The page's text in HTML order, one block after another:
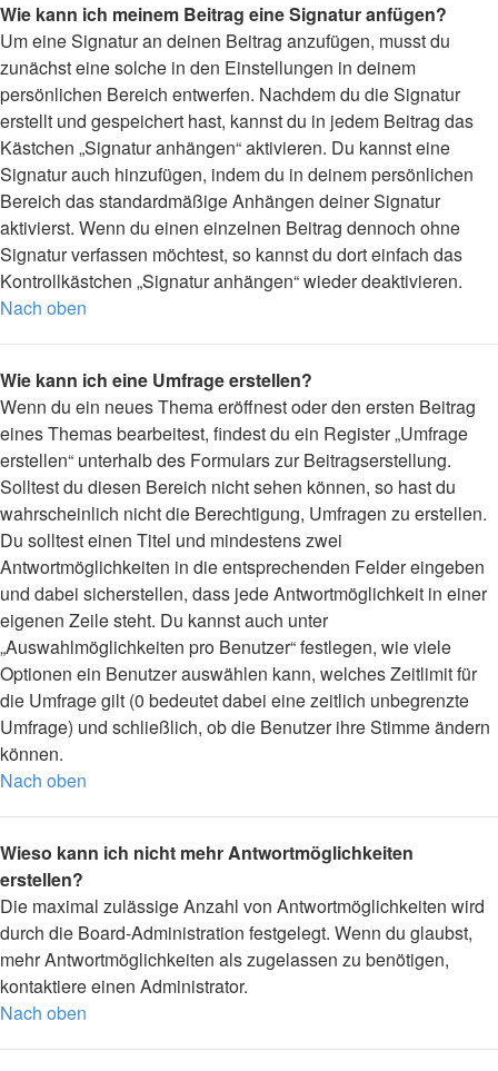
Wie kann ich meinem Beitrag eine Signatur anfügen?
Um eine Signatur an deinen Beitrag anzufügen, musst du
zunächst eine solche in den Einstellungen in deinem
persönlichen Bereich entwerfen. Nachdem du die Signatur
erstellt und gespeichert hast, kannst du in jedem Beitrag das
Kästchen „Signatur anhängen“ aktivieren. Du kannst eine
Signatur auch hinzufügen, indem du in deinem persönlichen
Bereich das standardmäßige Anhängen deiner Signatur
aktivierst. Wenn du einen einzelnen Beitrag dennoch ohne
Signatur verfassen möchtest, so kannst du dort einfach das
Kontrollkästchen „Signatur anhängen“ wieder deaktivieren.
Nach oben
Wie kann ich eine Umfrage erstellen?
Wenn du ein neues Thema eröffnest oder den ersten Beitrag
eines Themas bearbeitest, findest du ein Register „Umfrage
erstellen“ unterhalb des Formulars zur Beitragserstellung.
Solltest du diesen Bereich nicht sehen können, so hast du
wahrscheinlich nicht die Berechtigung, Umfragen zu erstellen.
Du solltest einen Titel und mindestens zwei
Antwortmöglichkeiten in die entsprechenden Felder eingeben
und dabei sicherstellen, dass jede Antwortmöglichkeit in einer
eigenen Zeile steht. Du kannst auch unter
„Auswahlmöglichkeiten pro Benutzer“ festlegen, wie viele
Optionen ein Benutzer auswählen kann, welches Zeitlimit für
die Umfrage gilt (0 bedeutet dabei eine zeitlich unbegrenzte
Umfrage) und schließlich, ob die Benutzer ihre Stimme ändern
können.
Nach oben
Wieso kann ich nicht mehr Antwortmöglichkeiten
erstellen?
Die maximal zulässige Anzahl von Antwortmöglichkeiten wird
durch die Board-Administration festgelegt. Wenn du glaubst,
mehr Antwortmöglichkeiten als zugelassen zu benötigen,
kontaktiere einen Administrator.
Nach oben